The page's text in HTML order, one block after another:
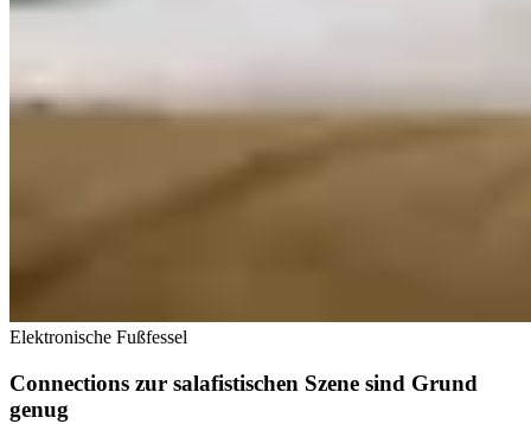
Elektronische Fußfessel
Connections zur salafistischen Szene sind Grund
genug